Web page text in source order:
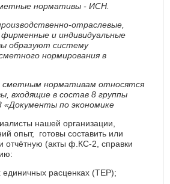
нормативы - ИСН.
отраслевые,
и индивидуальные
образуют систему
нормирования в
сметным нормативам относятся
входящие в состав 8 группы
«Документы по экономике
нашей организации,
опыт, готовы составить или
отчётную (акты ф.КС-2, справки
единичных расценках (ТЕР);